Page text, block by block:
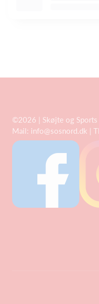
©2026 | Skøjte og
Mail: info@sosnord.dk |